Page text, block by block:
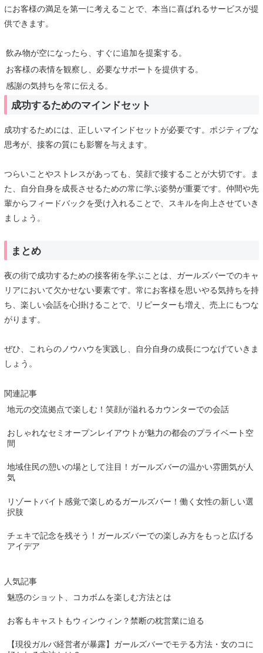
にお客様の満足を第一に考えることで、本当に喜ばれるサービスが提
供できます。
飲み物が空になったら、すぐに追加を提案する。
お客様の表情を観察し、必要なサポートを提供する。
感謝の気持ちを常に伝える。
成功するためのマインドセット
成功するためには、正しいマインドセットが必要です。ポジティブな
思考が、接客の質にも影響を与えます。
つらいことやストレスがあっても、笑顔で接することが大切です。ま
た、自分自身を成長させるための常に学ぶ姿勢が重要です。仲間や先
輩からフィードバックを受け入れることで、スキルを向上させていき
ましょう。
まとめ
夜の街で成功するための接客術を学ぶことは、ガールズバーでのキャ
リアにおいて欠かせない要素です。常にお客様を思いやる気持ちを持
ち、楽しい会話を心掛けることで、リピーターも増え、売上にもつな
がります。
ぜひ、これらのノウハウを実践し、自分自身の成長につなげていきま
しょう。
関連記事
地元の交流拠点で楽しむ！笑顔が溢れるカウンターでの会話
おしゃれなセミオープンレイアウトが魅力の都会のプライベート空
間
地域住民の憩いの場として注目！ガールズバーの温かい雰囲気が人
気
リゾートバイト感覚で楽しめるガールズバー！働く女性の新しい選
択肢
チェキで記念を残そう！ガールズバーでの楽しみ方をもっと広げる
アイデア
人気記事
魅惑のショット、コカボムを楽しむ方法とは
お客もキャストもウィンウィン？禁断の枕営業に迫る
【現役ガルバ経営者が暴露】ガールズバーでモテる方法・女のコに